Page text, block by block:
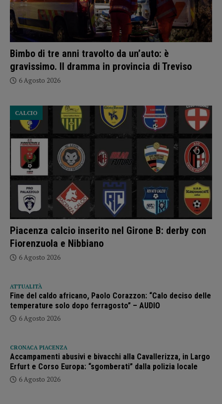
Bimbo di tre anni travolto da un’auto: è
gravissimo. Il dramma in provincia di Treviso
6 Agosto 2026
Piacenza calcio inserito nel Girone B: derby con
Fiorenzuola e Nibbiano
CALCIO
6 Agosto 2026
ATTUALITÀ
Fine del caldo africano, Paolo Corazzon: “Calo deciso delle
temperature solo dopo ferragosto” – AUDIO
6 Agosto 2026
CRONACA PIACENZA
Accampamenti abusivi e bivacchi alla Cavallerizza, in Largo
Erfurt e Corso Europa: “sgomberati” dalla polizia locale
6 Agosto 2026